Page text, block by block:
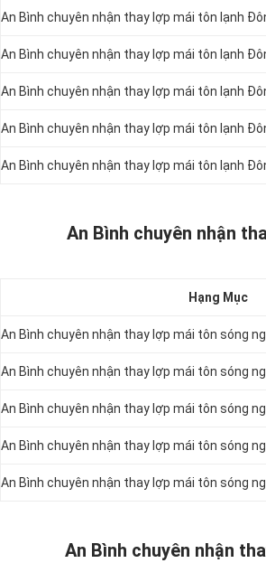
An Bình chuyên nhận thay lợp mái tôn lạnh
An Bình chuyên nhận thay lợp mái tôn lạnh
An Bình chuyên nhận thay lợp mái tôn lạnh
An Bình chuyên nhận thay lợp mái tôn lạnh
An Bình chuyên nhận thay lợp mái tôn lạnh
An Bình chuyên nhận
Hạng Mục
An Bình chuyên nhận thay lợp mái tôn sóng
An Bình chuyên nhận thay lợp mái tôn sóng
An Bình chuyên nhận thay lợp mái tôn sóng
An Bình chuyên nhận thay lợp mái tôn sóng
An Bình chuyên nhận thay lợp mái tôn sóng
An Bình chuyên nhận